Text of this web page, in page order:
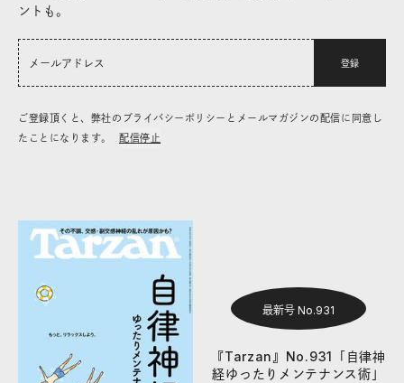
ントも。
登録
ご登録頂くと、弊社のプライバシーポリシーとメールマガジンの配信に同意し
たことになります。
配信停止
最新号 No.931
『Tarzan』No.931「自律神
経ゆったりメンテナンス術」